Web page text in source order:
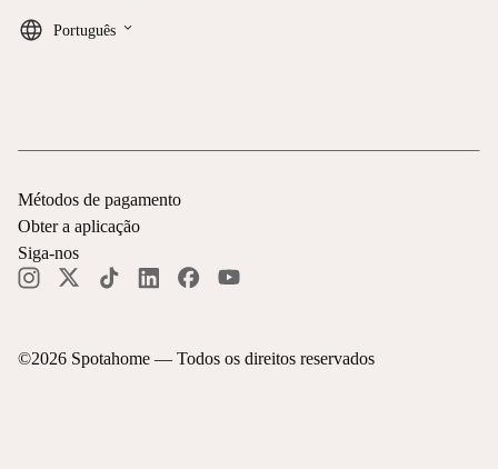
Português keyboard_arrow_down
©2026 Spotahome — Todos os direitos reservados
Métodos de pagamento
Obter a aplicação
Siga-nos